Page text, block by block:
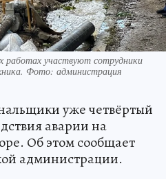
работах участвуют сотрудники
Фото: администрация
уже четвёртый
аварии на
Об этом сообщает
администрации.